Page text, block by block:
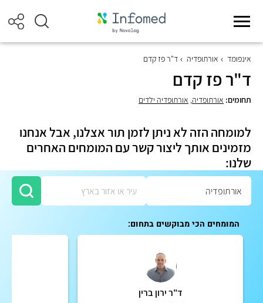
אינפומד אורתופדיה ד"ר פז קדם
ד"ר פז קדם
תחומים: אורתופדיה, אורתופדיה ילדים
למומחה הזה לא ניתן לזמן תור אצלנו, אבל אנחנו
מזמינים אותך ליצור קשר עם המומחים האחרים
שלנו:
המומחים הכי מבוקשים בתחום:
ד"ר ירון ברין